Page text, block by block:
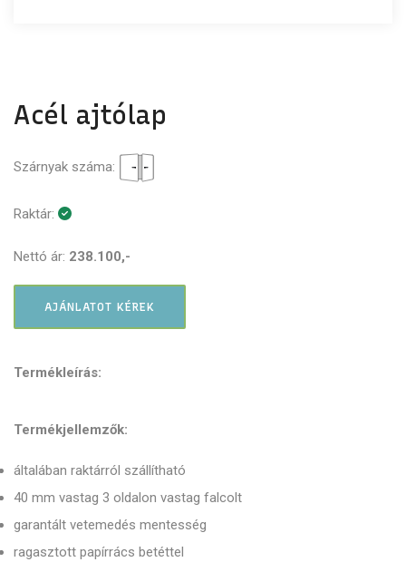
Acél ajtólap
Szárnyak száma:
Raktár:
Nettó ár: 238.100,-
AJÁNLATOT KÉREK
Termékleírás:
Termékjellemzők:
általában raktárról szállítható
40 mm vastag 3 oldalon vastag falcolt
garantált vetemedés mentesség
ragasztott papírrács betéttel